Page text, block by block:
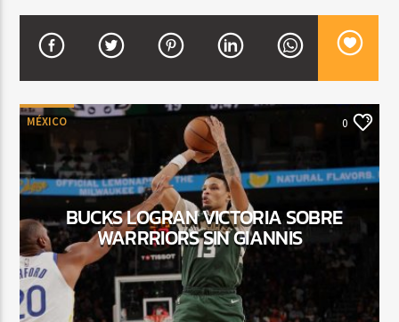
TITLE
ARTIST
CURRENT SHOW
DJ MIX
12:00 AM 2:00 AM
MÉXICO 0
BUCKS LOGRAN VICTORIA SOBRE
WARRRIORS SIN GIANNIS